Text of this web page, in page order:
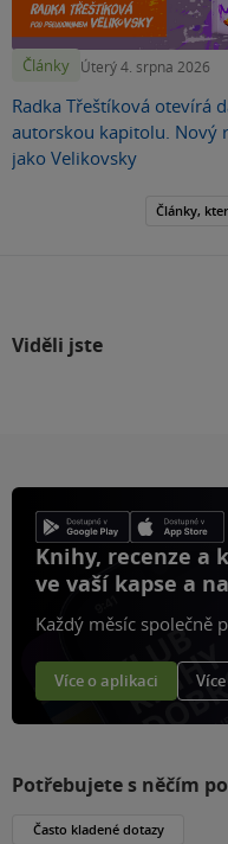
Články Úterý 4. srpna 2026
Radka Třeštíková otevírá
autorskou kapitolu. Nový
jako Velikovsky
Články,
Viděli jste
Knihy, recenze a
ve vaší kapse a
Každý měsíc společně
Více o aplikaci
Potřebujete s něčím
Často kladené dotazy